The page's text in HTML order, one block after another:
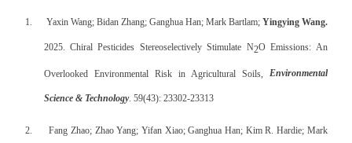
1. Yaxin Wang; Bidan Zhang; Ganghua Han; Mark Bartlam; Yingying Wang.
2025. Chiral Pesticides Stereoselectively Stimulate N2O Emissions: An
Overlooked Environmental Risk in Agricultural Soils, Environmental
Science & Technology. 59(43): 23302-23313
2. Fang Zhao; Zhao Yang; Yifan Xiao; Ganghua Han; Kim R. Hardie; Mark